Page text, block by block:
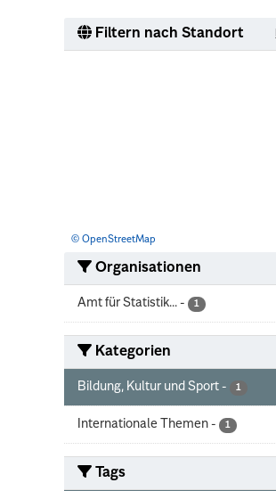
Filtern nach Standort
© OpenStreetMap
Organisationen
Amt für Statistik... - 1
Kategorien
Bildung, Kultur und Sport - 1
Internationale Themen - 1
Tags